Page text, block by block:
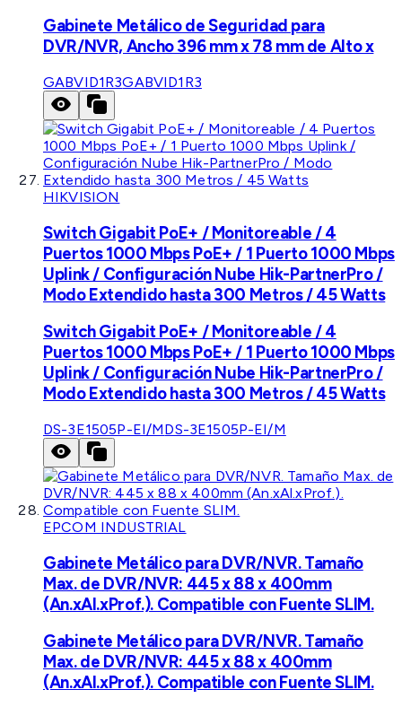
Gabinete Metálico de Seguridad para
DVR/NVR, Ancho 396 mm x 78 mm de Alto x
GABVID1R3GABVID1R3
HIKVISION
Switch Gigabit PoE+ / Monitoreable / 4
Puertos 1000 Mbps PoE+ / 1 Puerto 1000 Mbps
Uplink / Configuración Nube Hik-PartnerPro /
Modo Extendido hasta 300 Metros / 45 Watts
Switch Gigabit PoE+ / Monitoreable / 4
Puertos 1000 Mbps PoE+ / 1 Puerto 1000 Mbps
Uplink / Configuración Nube Hik-PartnerPro /
Modo Extendido hasta 300 Metros / 45 Watts
DS-3E1505P-EI/MDS-3E1505P-EI/M
EPCOM INDUSTRIAL
Gabinete Metálico para DVR/NVR. Tamaño
Max. de DVR/NVR: 445 x 88 x 400mm
(An.xAl.xProf.). Compatible con Fuente SLIM.
Gabinete Metálico para DVR/NVR. Tamaño
Max. de DVR/NVR: 445 x 88 x 400mm
(An.xAl.xProf.). Compatible con Fuente SLIM.